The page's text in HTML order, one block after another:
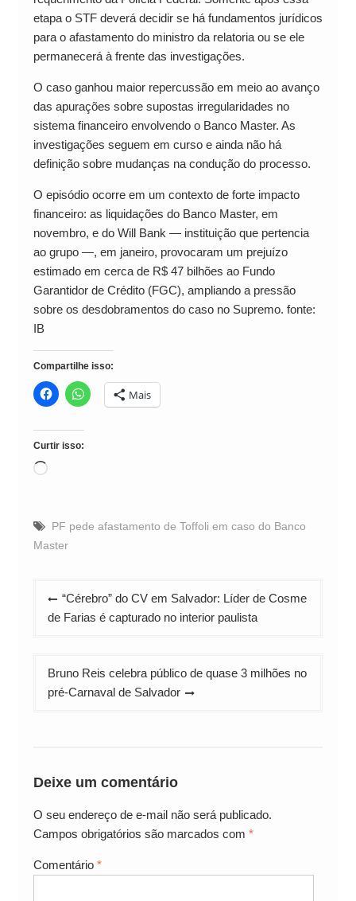
etapa o STF deverá decidir se há fundamentos jurídicos
para o afastamento do ministro da relatoria ou se ele
permanecerá à frente das investigações.
O caso ganhou maior repercussão em meio ao avanço
das apurações sobre supostas irregularidades no
sistema financeiro envolvendo o Banco Master. As
investigações seguem em curso e ainda não há
definição sobre mudanças na condução do processo.
O episódio ocorre em um contexto de forte impacto
financeiro: as liquidações do Banco Master, em
novembro, e do Will Bank — instituição que pertencia
ao grupo —, em janeiro, provocaram um prejuízo
estimado em cerca de R$ 47 bilhões ao Fundo
Garantidor de Crédito (FGC), ampliando a pressão
sobre os desdobramentos do caso no Supremo. fonte:
IB
Compartilhe isso:
Mais
Curtir isso:
Carregando...
PF pede afastamento de Toffoli em caso do Banco
Master
Navegação
de
“Cérebro” do CV em Salvador: Líder de Cosme
de Farias é capturado no interior paulista
Bruno Reis celebra público de quase 3 milhões no
pré-Carnaval de Salvador
Deixe um comentário
O seu endereço de e-mail não será publicado.
Campos obrigatórios são marcados com *
Comentário *